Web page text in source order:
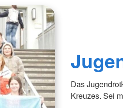
Das
Kreuzes. Sei